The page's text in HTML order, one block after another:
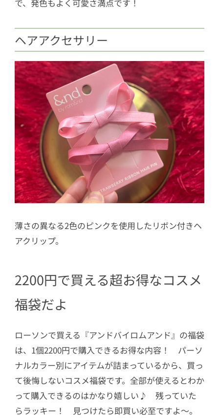
で、発色もよく可愛さ満点です！
ヘアアクセサリー
薄さの異なる2色のピンクを使用したリボン付きヘ
アクリップ。
2200円で買える超お得なコスメ
福袋だよ
ローソンで買える『アンドバイロムアンド』の福袋
は、1個2200円で購入できるお得な内容！ パーソ
ナルカラー別にアイテムが詰まっているから、買っ
て後悔しないコスメ福袋です。全部が使えるとわか
って購入できるのはかなり嬉しい♪ 残っていた
らラッキー！ 見つけたら即買い必至ですよ～。